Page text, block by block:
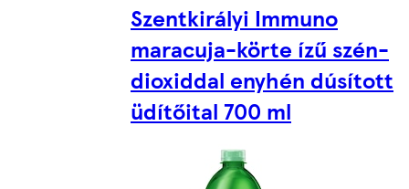
Szentkirályi Immuno
maracuja-körte ízű szén-
dioxiddal enyhén dúsított
üdítőital 700 ml